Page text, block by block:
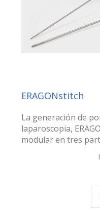
ERAGONstitch
La generación de
laparoscopia,
modular en tres